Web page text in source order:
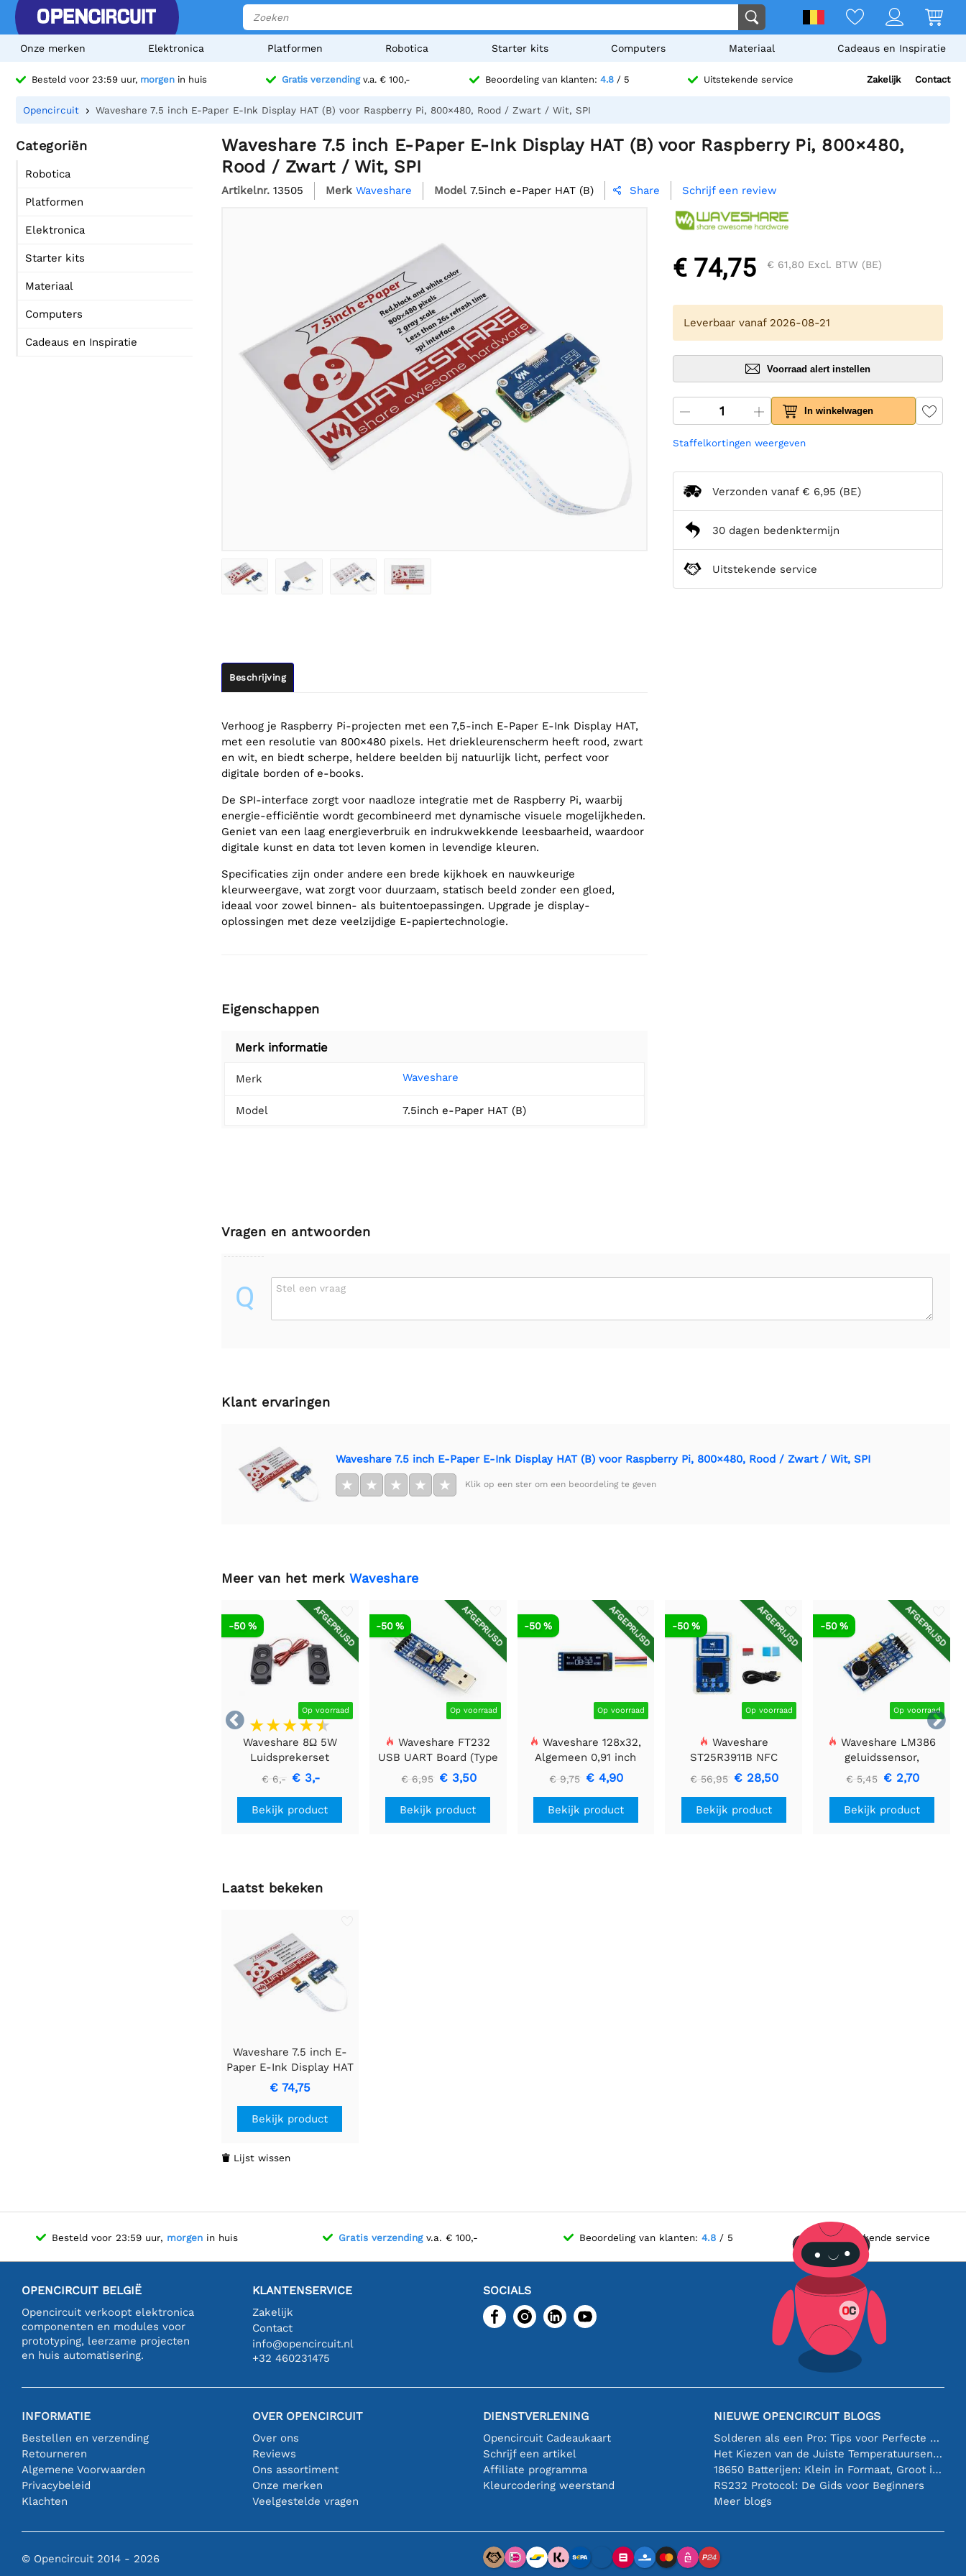
Onze merken Elektronica Platformen Robotica Starter kits Computers Materiaal Cadeaus en Inspiratie
Besteld voor 23:59 uur, morgen in huis Gratis verzendingv.a. € 100,- Beoordeling van klanten: 4.8/ 5 Uitstekende service Zakelijk Contact
Opencircuit Waveshare 7.5 inch E-Paper E-Ink Display HAT (B) voor Raspberry Pi, 800×480, Rood / Zwart / Wit, SPI
Categoriën
Robotica
Platformen
Elektronica
Starter kits
Materiaal
Computers
Cadeaus en Inspiratie
Waveshare 7.5 inch E-Paper E-Ink Display HAT (B) voor Raspberry Pi, 800×480,
Rood / Zwart / Wit, SPI
Artikelnr. 13505 Merk Waveshare Model 7.5inch e-Paper HAT (B)  Share Schrijf een review
Beschrijving
Verhoog je Raspberry Pi-projecten met een 7,5-inch E-Paper E-Ink Display HAT,
met een resolutie van 800×480 pixels. Het driekleurenscherm heeft rood, zwart
en wit, en biedt scherpe, heldere beelden bij natuurlijk licht, perfect voor
digitale borden of e-books.
De SPI-interface zorgt voor naadloze integratie met de Raspberry Pi, waarbij
energie-efficiëntie wordt gecombineerd met dynamische visuele mogelijkheden.
Geniet van een laag energieverbruik en indrukwekkende leesbaarheid, waardoor
digitale kunst en data tot leven komen in levendige kleuren.
Specificaties zijn onder andere een brede kijkhoek en nauwkeurige
kleurweergave, wat zorgt voor duurzaam, statisch beeld zonder een gloed,
ideaal voor zowel binnen- als buitentoepassingen. Upgrade je display-
oplossingen met deze veelzijdige E-papiertechnologie.
Eigenschappen
Merk informatie
Merk Waveshare
Model 7.5inch e-Paper HAT (B)
€ 74,75 € 61,80 Excl. BTW (BE)
Leverbaar vanaf 2026-08-21
Voorraad alert instellen
In winkelwagen
Staffelkortingen weergeven
Verzonden vanaf € 6,95 (BE)
30 dagen bedenktermijn
Uitstekende service
Vragen en antwoorden
Q Stel een vraag
Klant ervaringen
Waveshare 7.5 inch E-Paper E-Ink Display HAT (B) voor Raspberry Pi, 800×480, Rood / Zwart / Wit, SPI
★ ★ ★ ★ ★ Klik op een ster om een beoordeling te geven
Meer van het merk Waveshare


AFGEPRIJSD
Op voorraad
-50 %
Waveshare 8Ω 5W
Luidsprekerset
€ 6,- € 3,-
Bekijk product
AFGEPRIJSD
Op voorraad
-50 %
Waveshare FT232
USB UART Board (Type
A), USB naar TTL (UART)
Communicatiemodule
€ 6,95 € 3,50
Bekijk product
AFGEPRIJSD
Op voorraad
-50 %
Waveshare 128x32,
Algemeen 0,91 inch
OLED-displaymodule
€ 9,75 € 4,90
Bekijk product
AFGEPRIJSD
Op voorraad
-50 %
Waveshare
ST25R3911B NFC
Evaluatiekit, NFC-lezer
+ TF-kaart + USB-kabel
€ 56,95 € 28,50
Bekijk product
AFGEPRIJSD
Op voorraad
-50 %
Waveshare LM386
geluidssensor,
geluidsdetector,
compatibel met Arduino
€ 5,45 € 2,70
Bekijk product
Laatst bekeken
Waveshare 7.5 inch E-
Paper E-Ink Display HAT
(B) voor Raspberry Pi,
800×480, Rood / Zwart
/ Wit, SPI
€ 74,75
Bekijk product
 Lijst wissen
Besteld voor 23:59 uur, morgen in huis Gratis verzendingv.a. € 100,- Beoordeling van klanten: 4.8/ 5 Uitstekende service
OPENCIRCUIT BELGIË
Opencircuit verkoopt elektronica
componenten en modules voor
prototyping, leerzame projecten
en huis automatisering.
KLANTENSERVICE
Zakelijk
Contact
info@opencircuit.nl
+32 460231475
SOCIALS
INFORMATIE
Bestellen en verzending
Retourneren
Algemene Voorwaarden
Privacybeleid
Klachten
OVER OPENCIRCUIT
Over ons
Reviews
Ons assortiment
Onze merken
Veelgestelde vragen
DIENSTVERLENING
Opencircuit Cadeaukaart
Schrijf een artikel
Affiliate programma
Kleurcodering weerstand
NIEUWE OPENCIRCUIT BLOGS
Solderen als een Pro: Tips voor Perfecte Elektronische Verbindingen
Het Kiezen van de Juiste Temperatuursensor [youtube]
18650 Batterijen: Klein in Formaat, Groot in Prestatie
RS232 Protocol: De Gids voor Beginners
Meer blogs
© Opencircuit 2014 - 2026